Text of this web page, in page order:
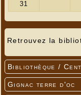
Retrouvez la
Bibliothèque /
Gignac terre d'oc